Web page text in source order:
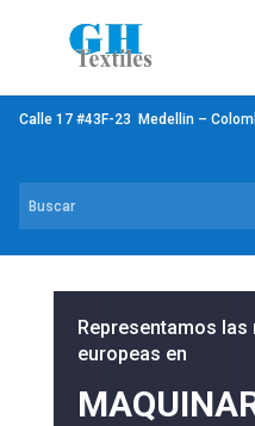
Calle 17 #43F-23 Medellin –
Representamos
europeas en